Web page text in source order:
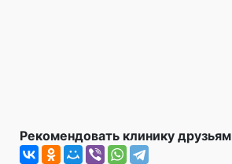
Рекомендовать клинику друзьям